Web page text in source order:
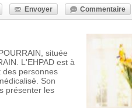
Envoyer Commentaire
située
L'EHPAD est à
des personnes
Son
présenter les